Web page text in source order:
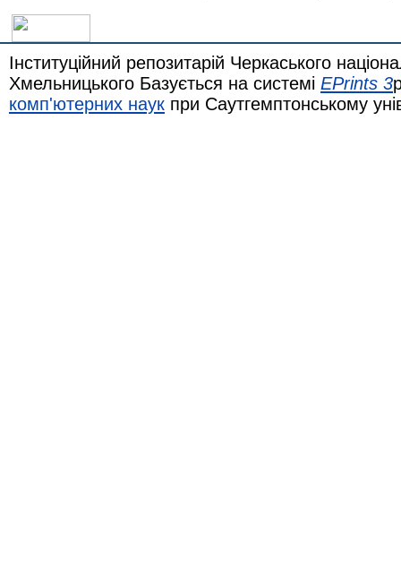
Інституційний репозитарій Черкаського
Хмельницького Базується на системі EPrints 3
комп'ютерних наук при Саутгемптонському